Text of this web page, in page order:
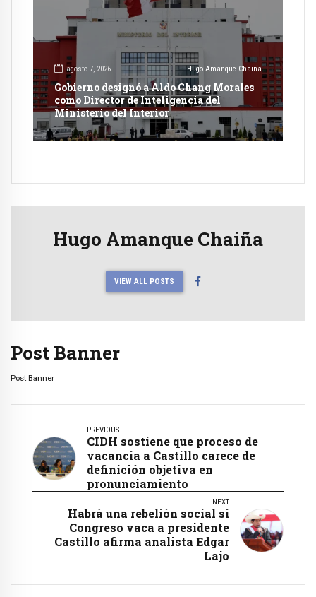
agosto 7, 2026 Hugo Amanque Chaiña
Gobierno designó a Aldo Chang Morales
como Director de Inteligencia del
Ministerio del Interior
Hugo Amanque Chaiña
VIEW ALL POSTS
Post Banner
Post Banner
PREVIOUS
CIDH sostiene que proceso de
vacancia a Castillo carece de
definición objetiva en
pronunciamiento
NEXT
Habrá una rebelión social si
Congreso vaca a presidente
Castillo afirma analista Edgar
Lajo